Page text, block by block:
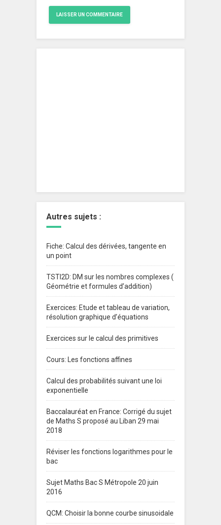
Autres sujets :
Fiche: Calcul des dérivées, tangente en
un point
TSTI2D: DM sur les nombres complexes (
Géométrie et formules d’addition)
Exercices: Etude et tableau de variation,
résolution graphique d’équations
Exercices sur le calcul des primitives
Cours: Les fonctions affines
Calcul des probabilités suivant une loi
exponentielle
Baccalauréat en France: Corrigé du sujet
de Maths S proposé au Liban 29 mai
2018
Réviser les fonctions logarithmes pour le
bac
Sujet Maths Bac S Métropole 20 juin
2016
QCM: Choisir la bonne courbe sinusoidale